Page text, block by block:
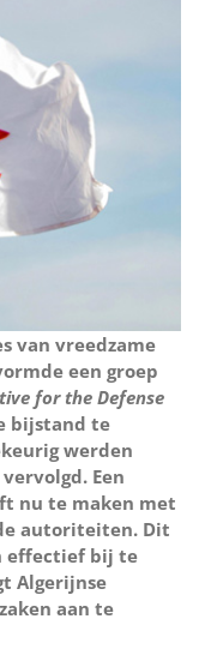
van vreedzame
een groep
for the Defense
bijstand te
werden
Een
nu te maken met
autoriteiten. Dit
effectief bij te
Algerijnse
aan te